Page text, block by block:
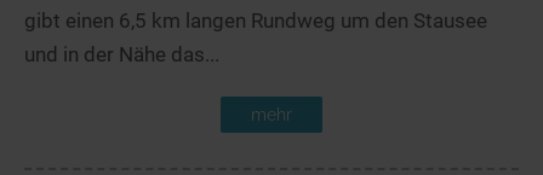
gibt einen 6,5 km langen Rundweg um den Stausee
und in der Nähe das...
mehr